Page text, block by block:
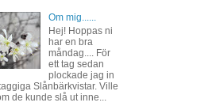
Om mig......
Hej! Hoppas ni
har en bra
måndag.... För
ett tag sedan
plockade jag in
Slånbärkvistar. Ville
de kunde slå ut inne...